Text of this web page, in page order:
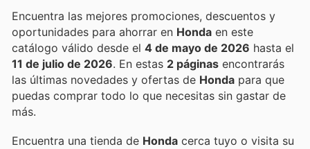
Encuentra las mejores promociones, descuentos y
oportunidades para ahorrar en Honda en este
catálogo válido desde el 4 de mayo de 2026 hasta el
11 de julio de 2026 . En estas 2 páginas encontrarás
las últimas novedades y ofertas de Honda para que
puedas comprar todo lo que necesitas sin gastar de
más.
Encuentra una tienda de Honda cerca tuyo o visita su